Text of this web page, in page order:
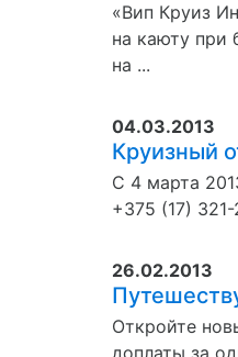
«Вип Круиз
на каюту при
на ...
04.03.2013
Круизный
С 4 марта
+375 (17)
26.02.2013
Откройте